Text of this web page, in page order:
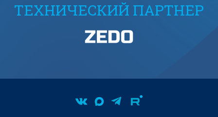
ТЕХНИЧЕСКИЙ ПАРТНЕР